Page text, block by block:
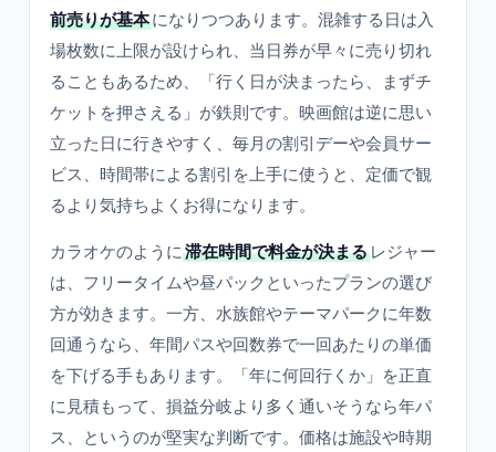
前売りが基本になりつつあります。混雑する日は入
場枚数に上限が設けられ、当日券が早々に売り切れ
ることもあるため、「行く日が決まったら、まずチ
ケットを押さえる」が鉄則です。映画館は逆に思い
立った日に行きやすく、毎月の割引デーや会員サー
ビス、時間帯による割引を上手に使うと、定価で観
るより気持ちよくお得になります。
カラオケのように滞在時間で料金が決まる レジャー
は、フリータイムや昼パックといったプランの選び
方が効きます。一方、水族館やテーマパークに年数
回通うなら、年間パスや回数券で一回あたりの単価
を下げる手もあります。「年に何回行くか」を正直
に見積もって、損益分岐より多く通いそうなら年パ
ス、というのが堅実な判断です。価格は施設や時期